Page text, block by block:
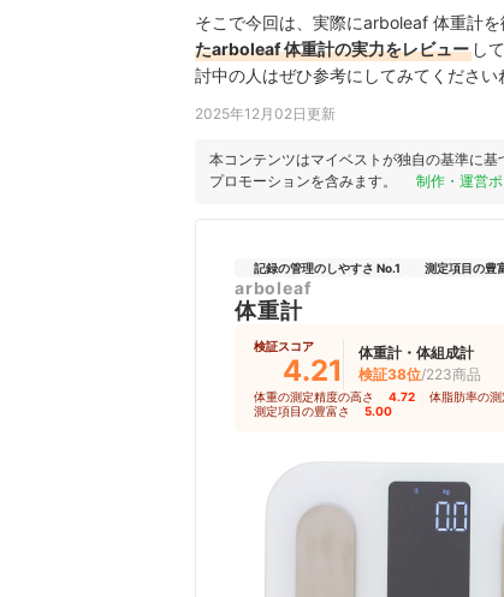
そこで今回は、実際にarboleaf 体重計を
たarboleaf 体重計の実力をレビュー し
討中の人はぜひ参考にしてみてください
2025年12月02日更新
本コンテンツはマイベストが独自の基準に基
プロモーションを含みます。
制作・運営
記録の管理のしやすさ No.1 測定項目の豊
arboleaf
体重計
検証スコア
4.21
体重計・体組成計
検証38位/223商品
体重の測定精度の高さ 4.72 体脂肪率の測
測定項目の豊富さ 5.00